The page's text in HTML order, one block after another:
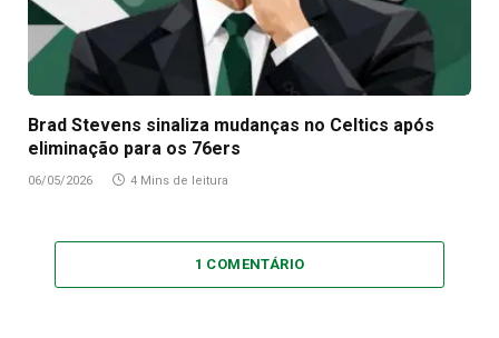
Brad Stevens sinaliza mudanças no Celtics após
eliminação para os 76ers
06/05/2026 4 Mins de leitura
1 COMENTÁRIO